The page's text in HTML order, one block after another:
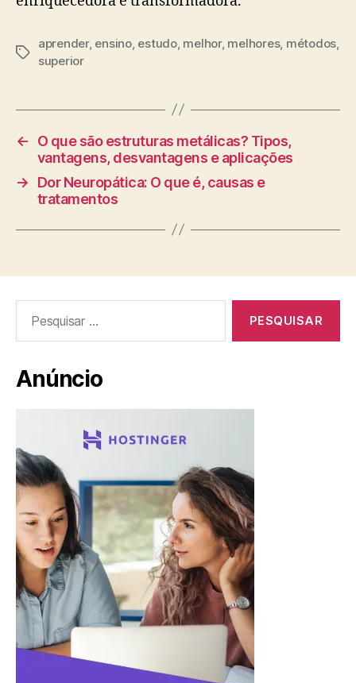
Tags
aprender, ensino, estudo, melhor, melhores, métodos
superior
←
O que são estruturas metálicas? Tipos,
vantagens, desvantagens e aplicações
→
Dor Neuropática: O que é, causas e
tratamentos
por:
Anúncio